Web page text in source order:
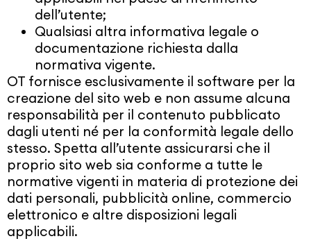
dell’utente;
Qualsiasi altra informativa legale o
documentazione richiesta dalla
normativa vigente.
OT fornisce esclusivamente il software per la
creazione del sito web e non assume alcuna
responsabilità per il contenuto pubblicato
dagli utenti né per la conformità legale dello
stesso. Spetta all’utente assicurarsi che il
proprio sito web sia conforme a tutte le
normative vigenti in materia di protezione dei
dati personali, pubblicità online, commercio
elettronico e altre disposizioni legali
applicabili.